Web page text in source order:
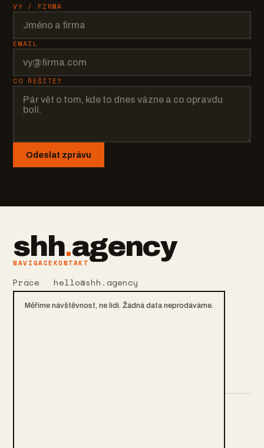
VY / FIRMA
EMAIL
CO ŘEŠÍTE?
Odeslat zprávu
shh.agency
NAVIGACE
Práce
Služby
KONTAKT
hello@shh.agency
+420 601 106 105
Měříme návštěvnost, ne lidi. Žádná data neprodáváme.